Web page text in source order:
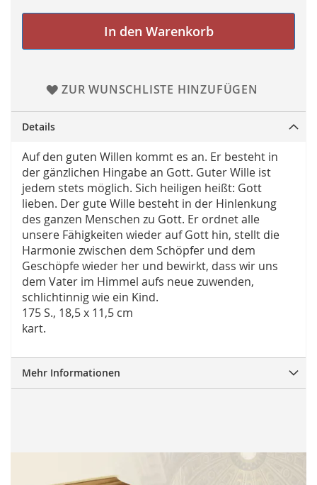
In den Warenkorb
ZUR WUNSCHLISTE HINZUFÜGEN
Details
Auf den guten Willen kommt es an. Er besteht in
der gänzlichen Hingabe an Gott. Guter Wille ist
jedem stets möglich. Sich heiligen heißt: Gott
lieben. Der gute Wille besteht in der Hinlenkung
des ganzen Menschen zu Gott. Er ordnet alle
unsere Fähigkeiten wieder auf Gott hin, stellt die
Harmonie zwischen dem Schöpfer und dem
Geschöpfe wieder her und bewirkt, dass wir uns
dem Vater im Himmel aufs neue zuwenden,
schlichtinnig wie ein Kind.
175 S., 18,5 x 11,5 cm
kart.
Mehr Informationen